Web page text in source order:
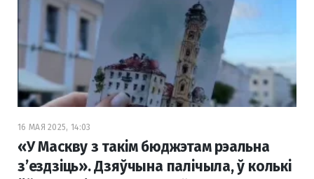
16 МАЯ 2025, 14:03
«У Маскву з такім бюджэтам рэальна
з’ездзіць». Дзяўчына палічыла, ў колькі